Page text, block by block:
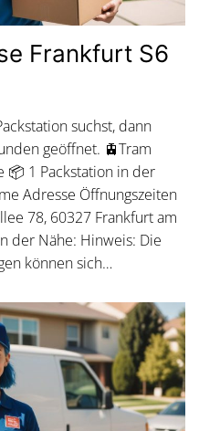
Frankfurt S6
suchst, dann
geöffnet. 🚊Tram
📦 1 Packstation in der
Adresse Öffnungszeiten
78, 60327 Frankfurt am
der Nähe: Hinweis: Die
können sich…